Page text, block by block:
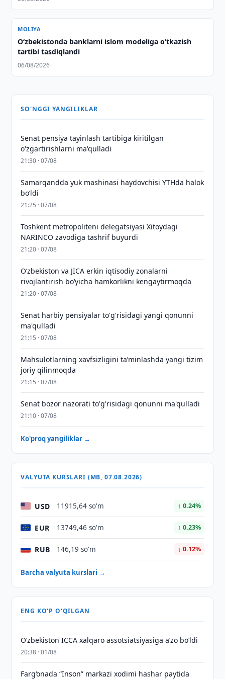
MOLIYA
O‘zbekistonda banklarni islom modeliga o‘tkazish
tartibi tasdiqlandi
06/08/2026
SO'NGGI YANGILIKLAR
Senat pensiya tayinlash tartibiga kiritilgan
o'zgartirishlarni ma'qulladi
21:30 · 07/08
Samarqandda yuk mashinasi haydovchisi YTHda halok
bo‘ldi
21:25 · 07/08
Toshkent metropoliteni delegatsiyasi Xitoydagi
NARINCO zavodiga tashrif buyurdi
21:20 · 07/08
Oʻzbekiston va JICA erkin iqtisodiy zonalarni
rivojlantirish boʻyicha hamkorlikni kengaytirmoqda
21:20 · 07/08
Senat harbiy pensiyalar to'g'risidagi yangi qonunni
ma'qulladi
21:15 · 07/08
Mahsulotlarning xavfsizligini taʼminlashda yangi tizim
joriy qilinmoqda
21:15 · 07/08
Senat bozor nazorati to'g'risidagi qonunni ma'qulladi
21:10 · 07/08
Ko'proq yangiliklar →
VALYUTA KURSLARI (MB, 07.08.2026)
USD 11915,64 so'm ↑ 0.24%
EUR 13749,46 so'm ↑ 0.23%
RUB 146,19 so'm ↓ 0.12%
Barcha valyuta kurslari →
ENG KO'P O'QILGAN
O‘zbekiston ICCA xalqaro assotsiatsiyasiga aʼzo bo‘ldi
20:38 · 01/08
Farg‘onada “Inson” markazi xodimi hashar paytida